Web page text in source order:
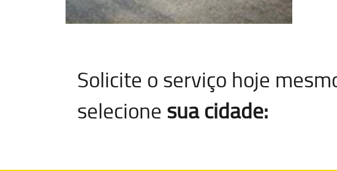
Solicite o serviço hoje
selecione sua cidade: